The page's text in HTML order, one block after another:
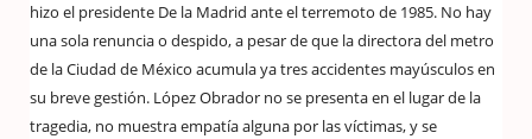
hizo el presidente De la Madrid ante el terremoto de 1985. No hay
una sola renuncia o despido, a pesar de que la directora del metro
de la Ciudad de México acumula ya tres accidentes mayúsculos en
su breve gestión. López Obrador no se presenta en el lugar de la
tragedia, no muestra empatía alguna por las víctimas, y se